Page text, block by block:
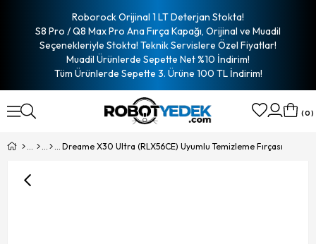
Roborock Orijinal 1 LT Deterjan Stokta!
S8 Pro / Q8 Max Pro Ana Fırça Kapağı, Orijinal ve Muadil
Seçenekleriyle Stokta! Teknik Servislere Özel Fiyatlar!
Muadil Ürünlerde Sepette Net %10 İndirim!
Tüm Ürünlerde Sepette 3. Ürüne 100 TL İndirim!
0
Dreame X30 Ultra (RLX56CE) Uyumlu Temizleme Fırçası